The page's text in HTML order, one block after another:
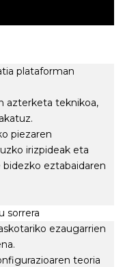
plataforman
azterketa teknikoa,
piezaren
irizpideak eta
eztabaidaren
sorrera
ezaugarrien
teoria